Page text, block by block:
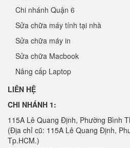
Chi nhánh Quận 6
Sửa chữa máy tính tại nhà
Sửa chữa máy in
Sửa chữa Macbook
Nâng cấp Laptop
LIÊN HỆ
CHI NHÁNH 1:
115A Lê Quang Định, Phường Bình
(Địa chỉ cũ: 115A Lê Quang Định,
Tp.HCM.)